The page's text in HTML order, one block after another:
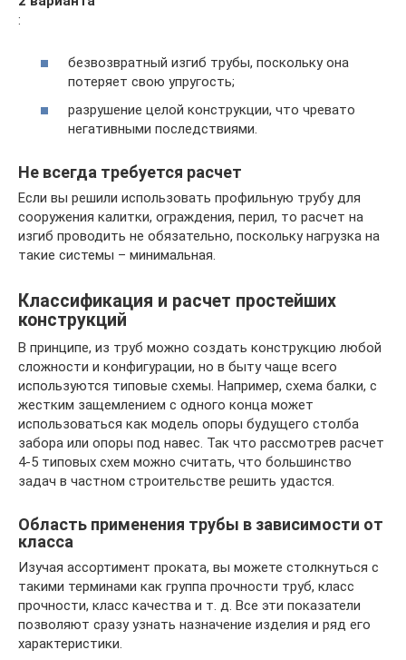
:
безвозвратный изгиб трубы, поскольку она
потеряет свою упругость;
разрушение целой конструкции, что чревато
негативными последствиями.
Не всегда требуется расчет
Если вы решили использовать профильную трубу для
сооружения калитки, ограждения, перил, то расчет на
изгиб проводить не обязательно, поскольку нагрузка на
такие системы – минимальная.
Классификация и расчет простейших
конструкций
В принципе, из труб можно создать конструкцию любой
сложности и конфигурации, но в быту чаще всего
используются типовые схемы. Например, схема балки, с
жестким защемлением с одного конца может
использоваться как модель опоры будущего столба
забора или опоры под навес. Так что рассмотрев расчет
4-5 типовых схем можно считать, что большинство
задач в частном строительстве решить удастся.
Область применения трубы в зависимости от
класса
Изучая ассортимент проката, вы можете столкнуться с
такими терминами как группа прочности труб, класс
прочности, класс качества и т. д. Все эти показатели
позволяют сразу узнать назначение изделия и ряд его
характеристики.